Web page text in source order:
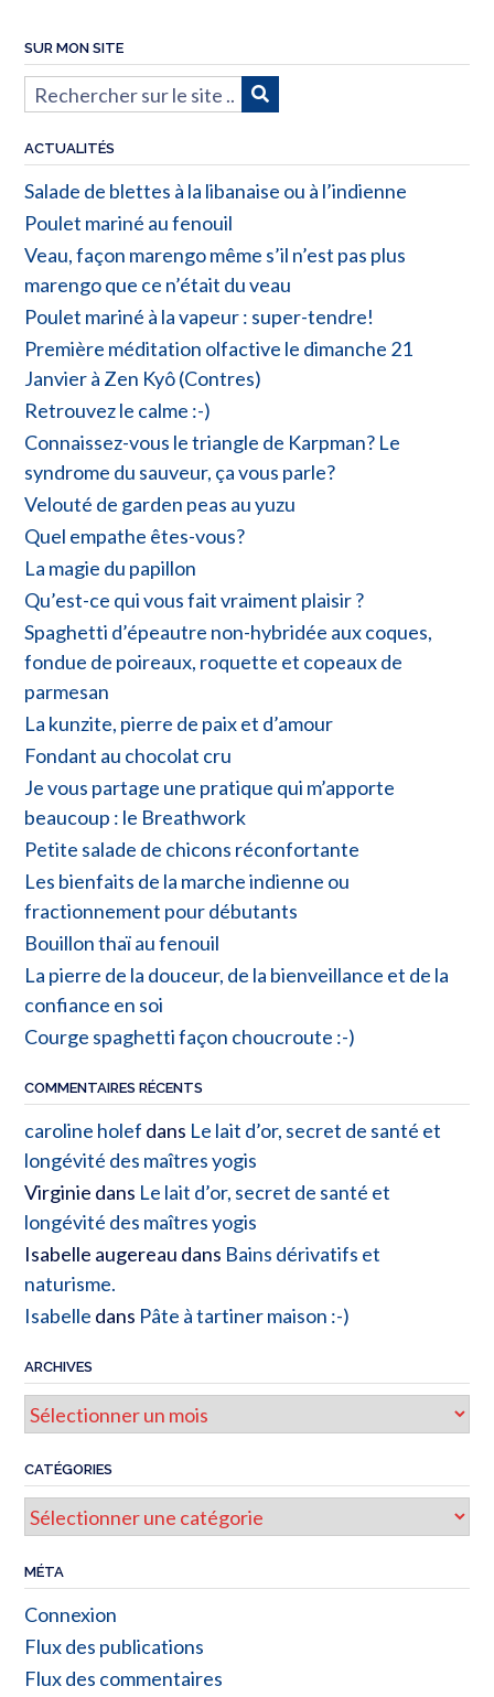
SUR MON SITE
ACTUALITÉS
Salade de blettes à la libanaise ou à l’indienne
Poulet mariné au fenouil
Veau, façon marengo même s’il n’est pas plus
marengo que ce n’était du veau
Poulet mariné à la vapeur : super-tendre!
Première méditation olfactive le dimanche 21
Janvier à Zen Kyô (Contres)
Retrouvez le calme :-)
Connaissez-vous le triangle de Karpman? Le
syndrome du sauveur, ça vous parle?
Velouté de garden peas au yuzu
Quel empathe êtes-vous?
La magie du papillon
Qu’est-ce qui vous fait vraiment plaisir ?
Spaghetti d’épeautre non-hybridée aux coques,
fondue de poireaux, roquette et copeaux de
parmesan
La kunzite, pierre de paix et d’amour
Fondant au chocolat cru
Je vous partage une pratique qui m’apporte
beaucoup : le Breathwork
Petite salade de chicons réconfortante
Les bienfaits de la marche indienne ou
fractionnement pour débutants
Bouillon thaï au fenouil
La pierre de la douceur, de la bienveillance et de la
confiance en soi
Courge spaghetti façon choucroute :-)
COMMENTAIRES RÉCENTS
caroline holef dans Le lait d’or, secret de santé et
longévité des maîtres yogis
Virginie dans Le lait d’or, secret de santé et
longévité des maîtres yogis
Isabelle augereau dans Bains dérivatifs et
naturisme.
Isabelle dans Pâte à tartiner maison :-)
ARCHIVES
CATÉGORIES
MÉTA
Connexion
Flux des publications
Flux des commentaires